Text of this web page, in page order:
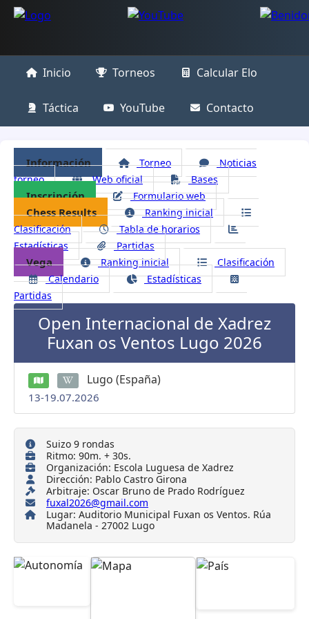
Inicio Torneos Calcular Elo
Táctica YouTube Contacto
Información Torneo
Noticias
torneo
Web oficial Bases
Inscripción Formulario web
Chess Results
Ranking inicial
Clasificación
Tabla de horarios
Estadísticas
Partidas
Vega Ranking inicial
Clasificación
Calendario
Estadísticas
Partidas
Open Internacional de Xadrez
Fuxan os Ventos Lugo 2026
Lugo (España)
13-19.07.2026
Suizo 9 rondas
Ritmo: 90m. + 30s.
Organización: Escola Luguesa de Xadrez
Dirección: Pablo Castro Girona
Arbitraje: Oscar Bruno de Prado Rodríguez
fuxal2026@gmail.com
Lugar: Auditorio Municipal Fuxan os Ventos. Rúa
Madanela - 27002 Lugo